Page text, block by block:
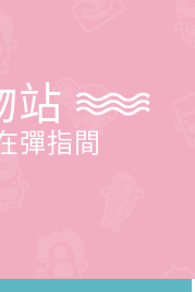
站
彈指間